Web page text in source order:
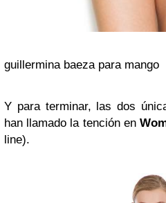
guillermina baeza para mango
Y para terminar, las dos
han llamado la tención en
line).